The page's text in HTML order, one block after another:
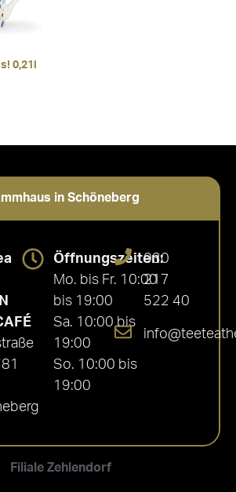
0,21l
in Schöneberg
Filiale Zehlendorf
Öffnungszeiten:
Mo. bis Fr. 10:00
bis 19:00
Sa. 10:00 bis
19:00
So. 10:00 bis
19:00
030
217
522 40